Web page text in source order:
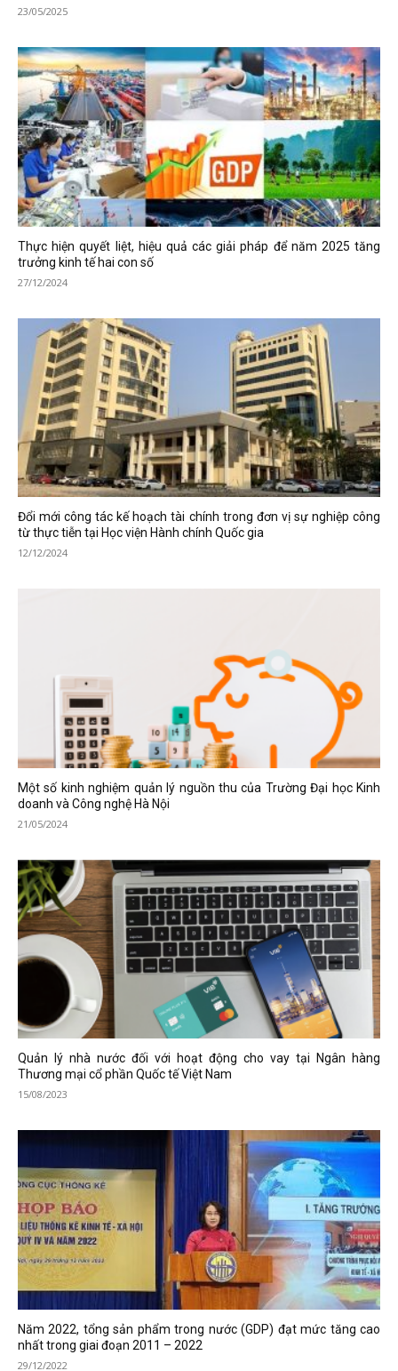
23/05/2025
Thực hiện quyết liệt, hiệu quả các giải pháp để năm 2025 tăng
trưởng kinh tế hai con số
27/12/2024
Đổi mới công tác kế hoạch tài chính trong đơn vị sự nghiệp công
từ thực tiễn tại Học viện Hành chính Quốc gia
12/12/2024
Một số kinh nghiệm quản lý nguồn thu của Trường Đại học Kinh
doanh và Công nghệ Hà Nội
21/05/2024
Quản lý nhà nước đối với hoạt động cho vay tại Ngân hàng
Thương mại cổ phần Quốc tế Việt Nam
15/08/2023
Năm 2022, tổng sản phẩm trong nước (GDP) đạt mức tăng cao
nhất trong giai đoạn 2011 – 2022
29/12/2022